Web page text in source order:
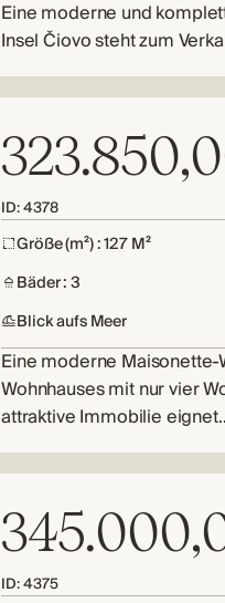
Eine moderne und
Insel Čiovo steht zum
ID: 4378
Größe (m²) : 127 M²
Bäder : 3
Blick aufs Meer
Eine moderne
Wohnhauses mit nur vier
attraktive Immobilie
ID: 4375